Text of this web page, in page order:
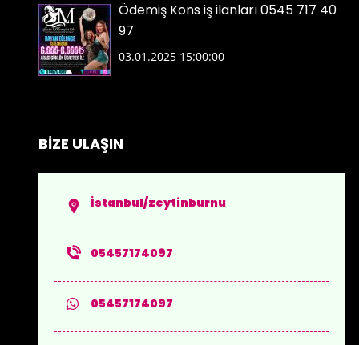
Ödemiş Kons iş ilanları 0545 717 40
97
03.01.2025 15:00:00
BİZE ULAŞIN
İstanbul/zeytinburnu
05457174097
05457174097